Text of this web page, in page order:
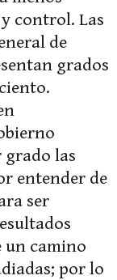
control. Las
de
grados
las
entender de
ser
un camino
por lo